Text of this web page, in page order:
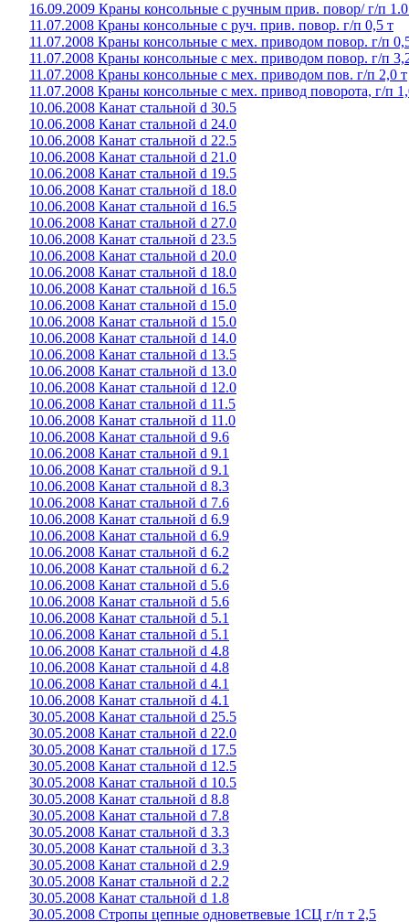
16.09.2009 Краны консольные с ручным прив. повор/ г/п
11.07.2008 Краны консольные с руч. прив. повор. г/п 0,5 т
11.07.2008 Краны консольные с мех. приводом повор. г/п
11.07.2008 Краны консольные с мех. приводом повор. г/п
11.07.2008 Краны консольные с мех. приводом пов. г/п 2,0 т
11.07.2008 Краны консольные с мех. привод поворота, г/п
10.06.2008 Канат стальной d 30.5
10.06.2008 Канат стальной d 24.0
10.06.2008 Канат стальной d 22.5
10.06.2008 Канат стальной d 21.0
10.06.2008 Канат стальной d 19.5
10.06.2008 Канат стальной d 18.0
10.06.2008 Канат стальной d 16.5
10.06.2008 Канат стальной d 27.0
10.06.2008 Канат стальной d 23.5
10.06.2008 Канат стальной d 20.0
10.06.2008 Канат стальной d 18.0
10.06.2008 Канат стальной d 16.5
10.06.2008 Канат стальной d 15.0
10.06.2008 Канат стальной d 15.0
10.06.2008 Канат стальной d 14.0
10.06.2008 Канат стальной d 13.5
10.06.2008 Канат стальной d 13.0
10.06.2008 Канат стальной d 12.0
10.06.2008 Канат стальной d 11.5
10.06.2008 Канат стальной d 11.0
10.06.2008 Канат стальной d 9.6
10.06.2008 Канат стальной d 9.1
10.06.2008 Канат стальной d 9.1
10.06.2008 Канат стальной d 8.3
10.06.2008 Канат стальной d 7.6
10.06.2008 Канат стальной d 6.9
10.06.2008 Канат стальной d 6.9
10.06.2008 Канат стальной d 6.2
10.06.2008 Канат стальной d 6.2
10.06.2008 Канат стальной d 5.6
10.06.2008 Канат стальной d 5.6
10.06.2008 Канат стальной d 5.1
10.06.2008 Канат стальной d 5.1
10.06.2008 Канат стальной d 4.8
10.06.2008 Канат стальной d 4.8
10.06.2008 Канат стальной d 4.1
10.06.2008 Канат стальной d 4.1
30.05.2008 Канат стальной d 25.5
30.05.2008 Канат стальной d 22.0
30.05.2008 Канат стальной d 17.5
30.05.2008 Канат стальной d 12.5
30.05.2008 Канат стальной d 10.5
30.05.2008 Канат стальной d 8.8
30.05.2008 Канат стальной d 7.8
30.05.2008 Канат стальной d 3.3
30.05.2008 Канат стальной d 3.3
30.05.2008 Канат стальной d 2.9
30.05.2008 Канат стальной d 2.2
30.05.2008 Канат стальной d 1.8
30.05.2008 Стропы цепные одноветвевые 1СЦ г/п т 2,5